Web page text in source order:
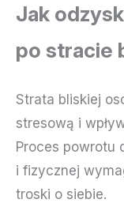
Jak
po stracie
Strata bliskiej
stresową i
Proces powrotu
i fizycznej
troski o siebie.